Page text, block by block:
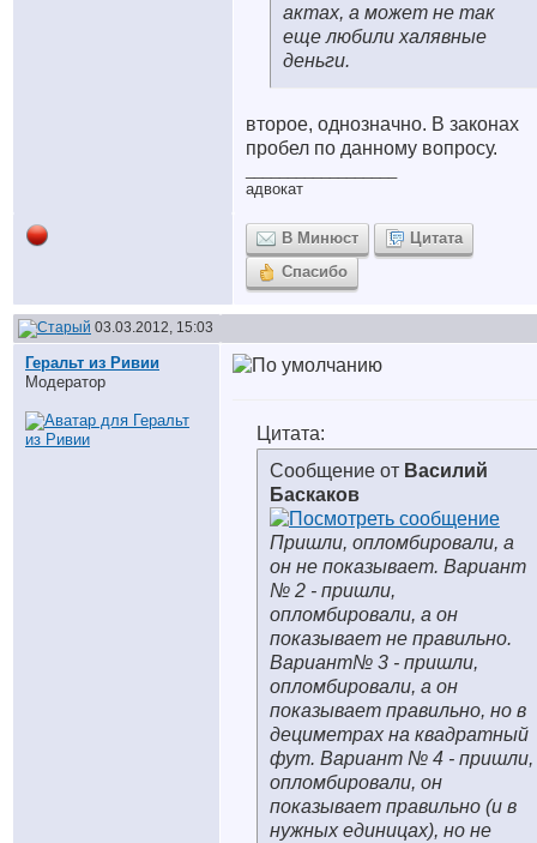
актах, а может не так
еще любили халявные
деньги.
второе, однозначно. В законах
пробел по данному вопросу.
адвокат
В Минюст
Цитата
Спасибо
03.03.2012, 15:03
Геральт из Ривии
Модератор
Цитата:
Сообщение от Василий
Баскаков
Пришли, опломбировали, а
он не показывает. Вариант
№ 2 - пришли,
опломбировали, а он
показывает не правильно.
Вариант№ 3 - пришли,
опломбировали, а он
показывает правильно, но в
дециметрах на квадратный
фут. Вариант № 4 - пришли,
опломбировали, он
показывает правильно (и в
нужных единицах), но не